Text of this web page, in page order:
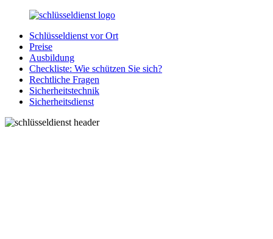
Zurück
Inhalt
SchluesseldienstDirekt.de
Ihre
Notlage
wird
gelöst!
Schlüsseldienst vor Ort
Preise
Ausbildung
Checkliste: Wie schützen Sie sich?
Rechtliche Fragen
Sicherheitstechnik
Sicherheitsdienst